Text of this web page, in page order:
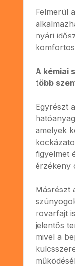
Felmerül
nyári
A kémiai
több
Egyrészt
amelyek
figyelmet
érzékeny
Másrészt
rovarfajt
jelentős
mivel a